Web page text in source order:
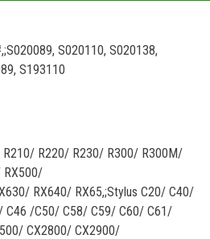
S020110, S020138,
S193110
R210/ R220/ R230/ R300/ R300M/
RX500/
RX640/ RX65,;Stylus C20/ C40/
C46 /C50/ C58/ C59/ C60/ C61/
CX2800/ CX2900/